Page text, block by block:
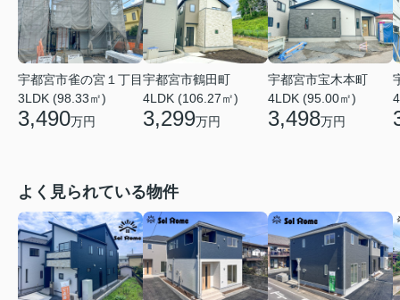
宇都宮市雀の宮１丁目
3LDK (98.33㎡)
3,490万円
宇都宮市鶴田町
4LDK (106.27㎡)
3,299万円
宇都宮市宝木本町
4LDK (95.00㎡)
3,498万円
よく見られている物件